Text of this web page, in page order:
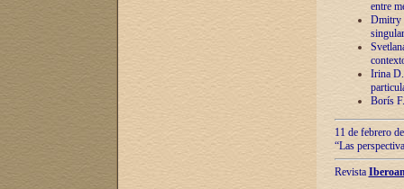
entre
Dmitry
Irina
Borís
11 de febrero
“Las
Revista